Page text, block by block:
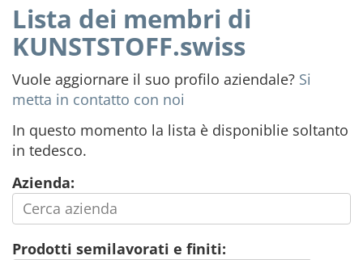
Lista dei membri di
KUNSTSTOFF.swiss
Vuole aggiornare il suo profilo aziendale? Si
metta in contatto con noi
In questo momento la lista è disponiblie soltanto
in tedesco.
Azienda:
Prodotti semilavorati e finiti: